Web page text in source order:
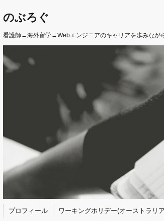
のぶろぐ
看護師→海外留学→Webエンジニアのキャリアを歩みなが
プロフィール ワーキングホリデー(オーストラリ